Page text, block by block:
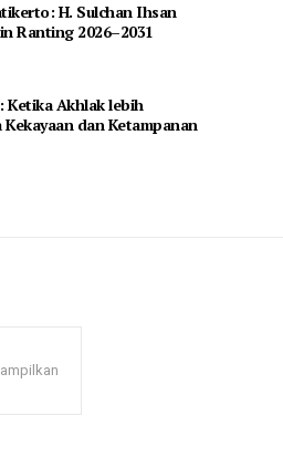
H. Sulchan Ihsan
Ranting 2026–2031
Ketika Akhlak lebih
dan Ketampanan